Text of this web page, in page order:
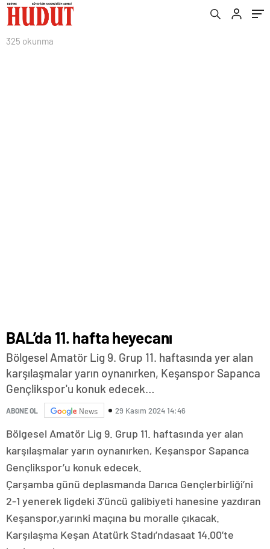
325 okunma
BAL’da 11. hafta heyecanı
Bölgesel Amatör Lig 9. Grup 11. haftasında yer alan
karşılaşmalar yarın oynanırken, Keşanspor Sapanca
Gençlikspor'u konuk edecek…
ABONE OL News 29 Kasım 2024 14:46
Bölgesel Amatör Lig 9. Grup 11. haftasında yer alan
karşılaşmalar yarın oynanırken, Keşanspor Sapanca
Gençlikspor’u konuk edecek.
Çarşamba günü deplasmanda Darıca Gençlerbirliği’ni
2-1 yenerek ligdeki 3’üncü galibiyeti hanesine yazdıran
Keşanspor,yarınki maçına bu moralle çıkacak.
Karşılaşma Keşan Atatürk Stadı’ndasaat 14.00’te